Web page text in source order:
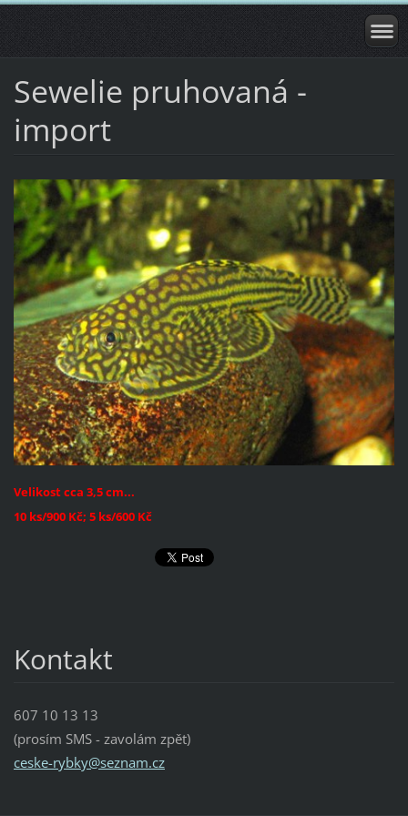
Sewelie pruhovaná -
import
Velikost cca 3,5 cm...
10 ks/900 Kč; 5 ks/600 Kč
Kontakt
607 10 13 13
(prosím SMS - zavolám zpět)
ceske-rybky@seznam.cz